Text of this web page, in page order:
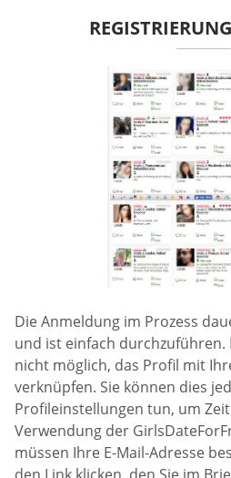
Die Anmeldung im Prozess
und ist einfach durchzuführen.
nicht möglich, das Profil mit
verknüpfen. Sie können dies
Profileinstellungen tun, um
Verwendung der
müssen Ihre E-Mail-Adresse